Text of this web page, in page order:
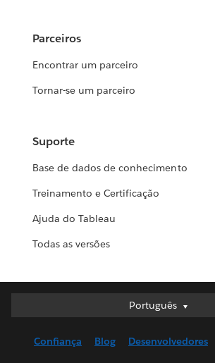
Parceiros
Encontrar um parceiro
Tornar-se um parceiro
Suporte
Base de dados de conhecimento
Treinamento e Certificação
Ajuda do Tableau
Todas as versões
Português
Português
English (UK)
Confiança Blog Desenvolvedores